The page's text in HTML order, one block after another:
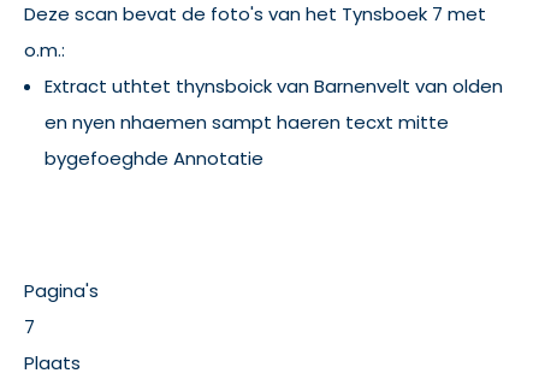
Deze scan bevat de foto's van het Tynsboek 7 met
o.m.:
Extract uthtet thynsboick van Barnenvelt van olden
en nyen nhaemen sampt haeren tecxt mitte
bygefoeghde Annotatie
Pagina's
7
Plaats